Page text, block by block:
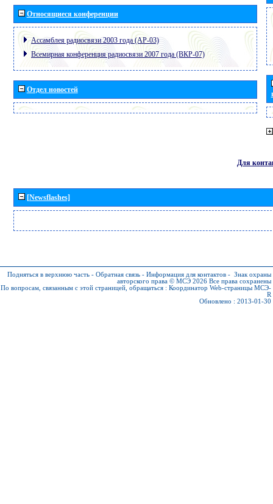
Относящиеся конференции
Ассамблея радиосвязи 2003 года (АР-03)
Всемирная конференция радиосвязи 2007 года (ВКР-07)
Отдел новостей
Для
[Newsflashes]
Подняться в верхнюю часть - Обратная связь - Информация для контактов - Знак охраны
авторского права © МСЭ 2026 Все права сохранены
По вопросам, связанным с этой страницей, обращаться : Координатор Web-страницы МСЭ-
R
Обновлено : 2013-01-30